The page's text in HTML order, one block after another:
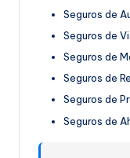
Seguros de
Seguros de
Seguros de
Seguros de
Seguros de
Seguros de